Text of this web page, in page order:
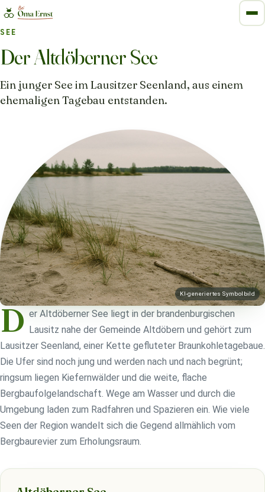
SEE
Der Altdöberner See
Ein junger See im Lausitzer Seenland, aus einem
ehemaligen Tagebau entstanden.
KI-generiertes Symbolbild
D er Altdöberner See liegt in der brandenburgischen
Lausitz nahe der Gemeinde Altdöbern und gehört zum
Lausitzer Seenland, einer Kette gefluteter Braunkohletagebaue.
Die Ufer sind noch jung und werden nach und nach begrünt;
ringsum liegen Kiefernwälder und die weite, flache
Bergbaufolgelandschaft. Wege am Wasser und durch die
Umgebung laden zum Radfahren und Spazieren ein. Wie viele
Seen der Region wandelt sich die Gegend allmählich vom
Bergbaurevier zum Erholungsraum.